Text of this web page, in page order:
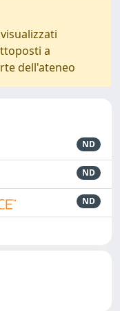
a
dell'ateneo
ND
ND
ND